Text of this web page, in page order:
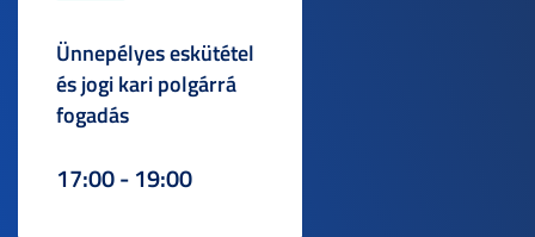
Ünnepélyes eskütétel
és jogi kari polgárrá
fogadás
17:00 - 19:00